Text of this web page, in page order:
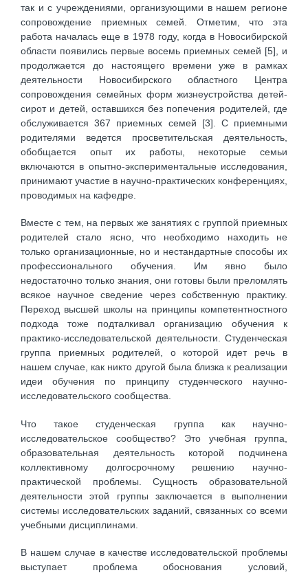
так и с учреждениями, организующими в нашем регионе
сопровождение приемных семей. Отметим, что эта
работа началась еще в 1978 году, когда в Новосибирской
области появились первые восемь приемных семей [5], и
продолжается до настоящего времени уже в рамках
деятельности Новосибирского областного Центра
сопровождения семейных форм жизнеустройства детей-
сирот и детей, оставшихся без попечения родителей, где
обслуживается 367 приемных семей [3]. С приемными
родителями ведется просветительская деятельность,
обобщается опыт их работы, некоторые семьи
включаются в опытно-экспериментальные исследования,
принимают участие в научно-практических конференциях,
проводимых на кафедре.
Вместе с тем, на первых же занятиях с группой приемных
родителей стало ясно, что необходимо находить не
только организационные, но и нестандартные способы их
профессионального обучения. Им явно было
недостаточно только знания, они готовы были преломлять
всякое научное сведение через собственную практику.
Переход высшей школы на принципы компетентностного
подхода тоже подталкивал организацию обучения к
практико-исследовательской деятельности. Студенческая
группа приемных родителей, о которой идет речь в
нашем случае, как никто другой была близка к реализации
идеи обучения по принципу студенческого научно-
исследовательского сообщества.
Что такое студенческая группа как научно-
исследовательское сообщество? Это учебная группа,
образовательная деятельность которой подчинена
коллективному долгосрочному решению научно-
практической проблемы. Сущность образовательной
деятельности этой группы заключается в выполнении
системы исследовательских заданий, связанных со всеми
учебными дисциплинами.
В нашем случае в качестве исследовательской проблемы
выступает проблема обоснования условий,